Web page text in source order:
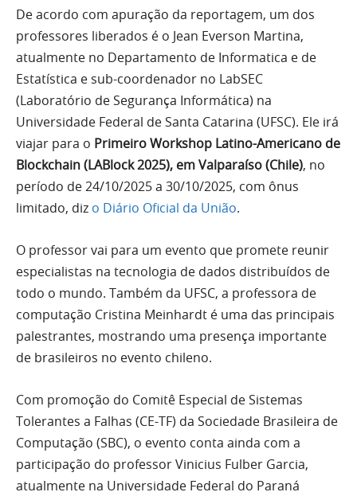
De acordo com apuração da reportagem, um dos
professores liberados é o Jean Everson Martina,
atualmente no Departamento de Informatica e de
Estatística e sub-coordenador no LabSEC
(Laboratório de Segurança Informática) na
Universidade Federal de Santa Catarina (UFSC). Ele irá
viajar para o Primeiro Workshop Latino-Americano de
Blockchain (LABlock 2025), em Valparaíso (Chile), no
período de 24/10/2025 a 30/10/2025, com ônus
limitado, diz o Diário Oficial da União.
O professor vai para um evento que promete reunir
especialistas na tecnologia de dados distribuídos de
todo o mundo. Também da UFSC, a professora de
computação Cristina Meinhardt é uma das principais
palestrantes, mostrando uma presença importante
de brasileiros no evento chileno.
Com promoção do Comitê Especial de Sistemas
Tolerantes a Falhas (CE-TF) da Sociedade Brasileira de
Computação (SBC), o evento conta ainda com a
participação do professor Vinicius Fulber Garcia,
atualmente na Universidade Federal do Paraná